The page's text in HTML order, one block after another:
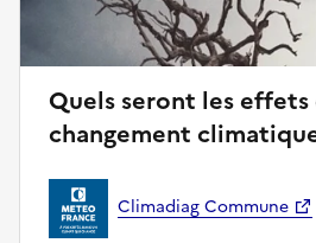
Quels seront les effets
changement
Climadiag Commune